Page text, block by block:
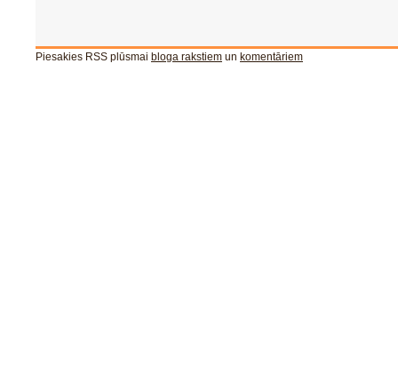
Piesakies RSS plūsmai bloga rakstiem un komentāriem